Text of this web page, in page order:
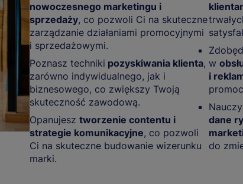
nowoczesnego marketingu i
sprzedaży, co pozwoli Ci na skuteczne
zarządzanie działaniami promocyjnymi
i sprzedażowymi.
Poznasz techniki pozyskiwania klienta,
zarówno indywidualnego, jak i
biznesowego, co zwiększy Twoją
skuteczność zawodową.
Opanujesz tworzenie contentu i
strategie komunikacyjne, co pozwoli
Ci na skuteczne budowanie wizerunku
marki.
w
i
dane
do